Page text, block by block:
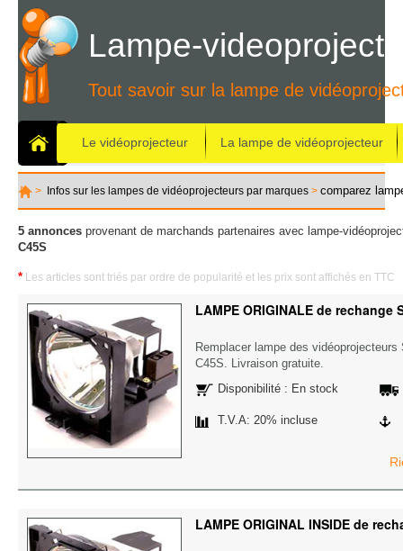
Lampe-
Tout savoir sur la lampe de
Le vidéoprojecteur La lampe de vidéoprojecteur
> Infos sur les lampes de vidéoprojecteurs par marques > comparez
5 annonces provenant de marchands partenaires avec lampe-
C45S
* Les articles sont triés par ordre de popularité et les prix sont affichés en TTC
LAMPE ORIGINALE de rechange
Remplacer lampe des
C45S. Livraison gratuite.
Disponibilité : En stock
T.V.A: 20% incluse
LAMPE ORIGINAL INSIDE de